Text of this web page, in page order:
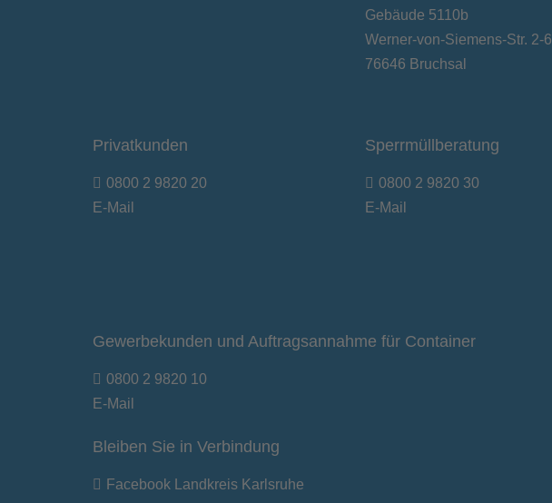
Gebäude 5110b
Werner-von-Siemens-Str. 2-6
76646 Bruchsal
Privatkunden
0800 2 9820 20
E-Mail
Sperrmüllberatung
0800 2 9820 30
E-Mail
Gewerbekunden und Auftragsannahme für Container
0800 2 9820 10
E-Mail
Bleiben Sie in Verbindung
Facebook Landkreis Karlsruhe